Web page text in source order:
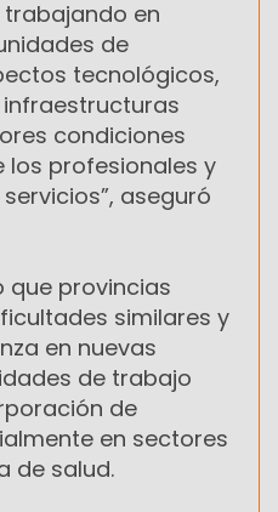
trabajando en
de
tecnológicos,
condiciones
los profesionales y
aseguró
que provincias
similares y
en nuevas
de trabajo
de
en sectores
de salud.